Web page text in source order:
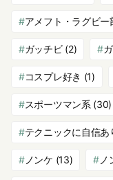
アメフト・ラグビー
ガッチビ(2)
コスプレ好き (1)
スポーツマン系 (30)
テクニックに自信あ
ノンケ (13) ノ